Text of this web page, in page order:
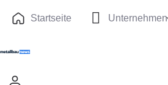
Startseite Unternehmen